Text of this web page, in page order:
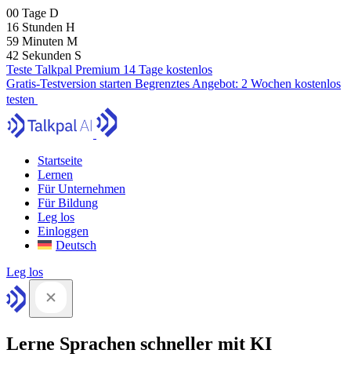
00 Tage D
16 Stunden H
59 Minuten M
41 Sekunden S
Teste Talkpal Premium 14 Tage kostenlos
Gratis-Testversion starten Begrenztes Angebot: 2 Wochen kostenlos
testen
Startseite
Lernen
Für Unternehmen
Für Bildung
Leg los
Einloggen
Deutsch
Leg los
Lerne Sprachen schneller mit KI